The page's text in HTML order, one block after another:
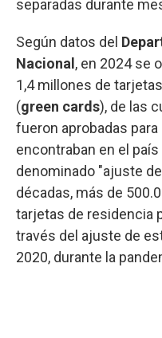
separadas durante
Según datos del
Nacional , en 2024 se
1,4 millones de
(green cards), de las
fueron aprobadas
encontraban en el
denominado "ajuste
décadas, más de
tarjetas de residencia
través del ajuste de
2020, durante la